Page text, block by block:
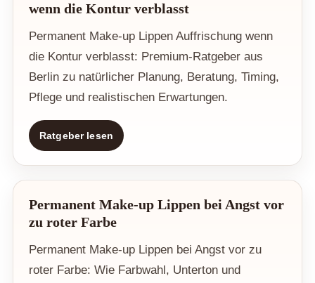
wenn die Kontur verblasst
Permanent Make-up Lippen Auffrischung wenn
die Kontur verblasst: Premium-Ratgeber aus
Berlin zu natürlicher Planung, Beratung, Timing,
Pflege und realistischen Erwartungen.
Ratgeber lesen
Permanent Make-up Lippen bei Angst vor
zu roter Farbe
Permanent Make-up Lippen bei Angst vor zu
roter Farbe: Wie Farbwahl, Unterton und